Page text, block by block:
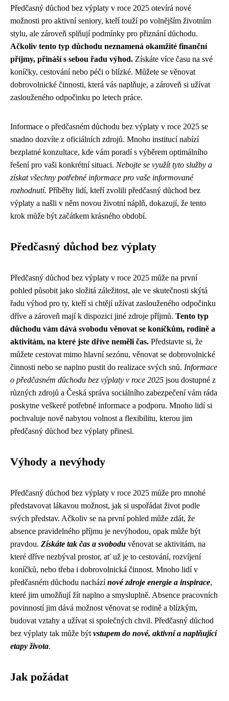
Předčasný důchod bez výplaty v roce 2025 otevírá nové
možnosti pro aktivní seniory, kteří touží po volnějším životním
stylu, ale zároveň splňují podmínky pro přiznání důchodu.
Ačkoliv tento typ důchodu neznamená okamžité finanční
příjmy, přináší s sebou řadu výhod. Získáte více času na své
koníčky, cestování nebo péči o blízké. Můžete se věnovat
dobrovolnické činnosti, která vás naplňuje, a zároveň si užívat
zaslouženého odpočinku po letech práce.
Informace o předčasném důchodu bez výplaty v roce 2025 se
snadno dozvíte z oficiálních zdrojů. Mnoho institucí nabízí
bezplatné konzultace, kde vám poradí s výběrem optimálního
řešení pro vaši konkrétní situaci. Nebojte se využít tyto služby a
získat všechny potřebné informace pro vaše informované
rozhodnutí. Příběhy lidí, kteří zvolili předčasný důchod bez
výplaty a našli v něm novou životní náplň, dokazují, že tento
krok může být začátkem krásného období.
Předčasný důchod bez výplaty
Předčasný důchod bez výplaty v roce 2025 může na první
pohled působit jako složitá záležitost, ale ve skutečnosti skýtá
řadu výhod pro ty, kteří si chtějí užívat zaslouženého odpočinku
dříve a zároveň mají k dispozici jiné zdroje příjmů. Tento typ
důchodu vám dává svobodu věnovat se koníčkům, rodině a
aktivitám, na které jste dříve neměli čas. Představte si, že
můžete cestovat mimo hlavní sezónu, věnovat se dobrovolnické
činnosti nebo se naplno pustit do realizace svých snů. Informace
o předčasném důchodu bez výplaty v roce 2025 jsou dostupné z
různých zdrojů a Česká správa sociálního zabezpečení vám ráda
poskytne veškeré potřebné informace a podporu. Mnoho lidí si
pochvaluje nově nabytou volnost a flexibilitu, kterou jim
předčasný důchod bez výplaty přinesl.
Výhody a nevýhody
Předčasný důchod bez výplaty v roce 2025 může pro mnohé
představovat lákavou možnost, jak si uspořádat život podle
svých představ. Ačkoliv se na první pohled může zdát, že
absence pravidelného příjmu je nevýhodou, opak může být
pravdou. Získáte tak čas a svobodu věnovat se aktivitám, na
které dříve nezbýval prostor, ať už je to cestování, rozvíjení
koníčků, nebo třeba i dobrovolnická činnost. Mnoho lidí v
předčasném důchodu nacházínové zdroje energie a inspirace,
které jim umožňují žít naplno a smysluplně. Absence pracovních
povinností jim dává možnost věnovat se rodině a blízkým,
budovat vztahy a užívat si společných chvil. Předčasný důchod
bez výplaty tak může být vstupem do nové, aktivní a naplňující
etapy života.
Jak požádat